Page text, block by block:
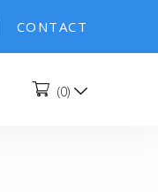
CONTACT
(0)